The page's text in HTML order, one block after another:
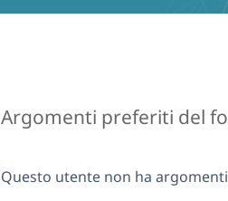
Argomenti preferiti del
Questo utente non ha